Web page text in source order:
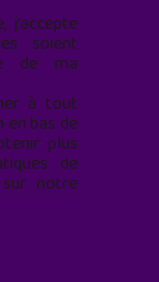
soient
de ma
à tout
bas de
plus
de
sur notre